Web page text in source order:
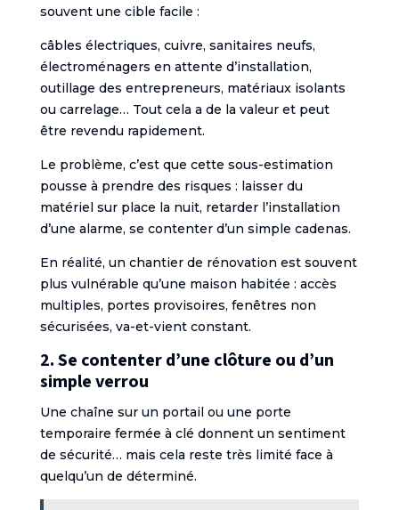
souvent une cible facile :
câbles électriques, cuivre, sanitaires neufs,
électroménagers en attente d’installation,
outillage des entrepreneurs, matériaux isolants
ou carrelage… Tout cela a de la valeur et peut
être revendu rapidement.
Le problème, c’est que cette sous-estimation
pousse à prendre des risques : laisser du
matériel sur place la nuit, retarder l’installation
d’une alarme, se contenter d’un simple cadenas.
En réalité, un chantier de rénovation est souvent
plus vulnérable qu’une maison habitée : accès
multiples, portes provisoires, fenêtres non
sécurisées, va-et-vient constant.
2. Se contenter d’une clôture ou d’un
simple verrou
Une chaîne sur un portail ou une porte
temporaire fermée à clé donnent un sentiment
de sécurité… mais cela reste très limité face à
quelqu’un de déterminé.